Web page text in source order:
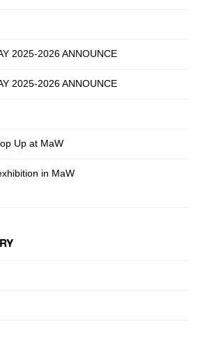
2025-2026 ANNOUNCE
2025-2026 ANNOUNCE
Up at MaW
in MaW